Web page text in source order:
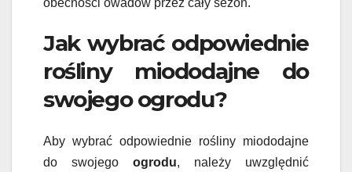
Jak wybrać odpowiednie
rośliny miododajne do
swojego ogrodu?
Aby wybrać odpowiednie rośliny miododajne
do swojego ogrodu, należy uwzględnić